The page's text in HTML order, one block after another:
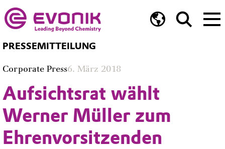
PRESSEMITTEILUNG
Corporate Press6. März 2018
Aufsichtsrat wählt
Werner Müller zum
Ehrenvorsitzenden